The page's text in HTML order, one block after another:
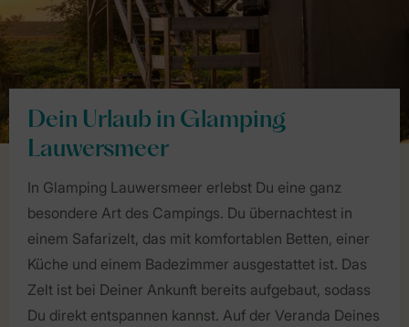
Dein Urlaub in Glamping
Lauwersmeer
In Glamping Lauwersmeer erlebst Du eine ganz
besondere Art des Campings. Du übernachtest in
einem Safarizelt, das mit komfortablen Betten, einer
Küche und einem Badezimmer ausgestattet ist. Das
Zelt ist bei Deiner Ankunft bereits aufgebaut, sodass
Du direkt entspannen kannst. Auf der Veranda Deines